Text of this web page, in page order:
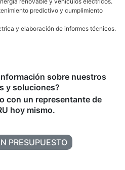
predictivo y cumplimiento
y elaboración de informes técnicos.
sobre nuestros
y soluciones?
con un representante de
hoy mismo.
PRESUPUESTO